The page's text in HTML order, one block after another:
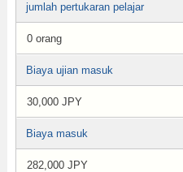
jumlah pertukaran pelajar
0 orang
Biaya ujian masuk
30,000 JPY
Biaya masuk
282,000 JPY